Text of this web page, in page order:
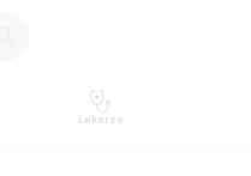
Lekarze